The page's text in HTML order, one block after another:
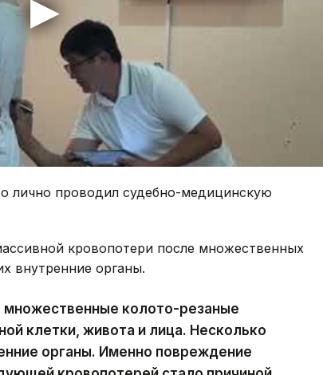
лично проводил судебно-медицинскую
кровопотери после множественных
внутренние органы.
колото-резаные
клетки, живота и лица. Несколько
органы. Именно повреждение